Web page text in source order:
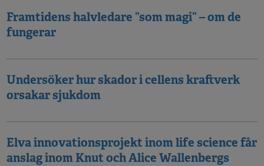
Framtidens halvledare ”som magi” – om de
fungerar
Undersöker hur skador i cellens kraftverk
orsakar sjukdom
Elva innovationsprojekt inom life science får
anslag inom Knut och Alice Wallenbergs